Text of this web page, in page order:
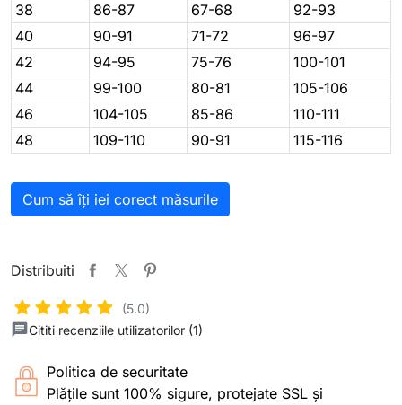
38
86-87 67-68
92-93
40
90-91 71-72
96-97
42
94-95 75-76
100-101
44
99-100 80-81
105-106
46
104-105 85-86
110-111
48
109-110 90-91 115-116
Cum să îți iei corect măsurile
Distribuiti
(5.0)
Cititi recenziile utilizatorilor (1)
Politica de securitate
Plățile sunt 100% sigure, protejate SSL și